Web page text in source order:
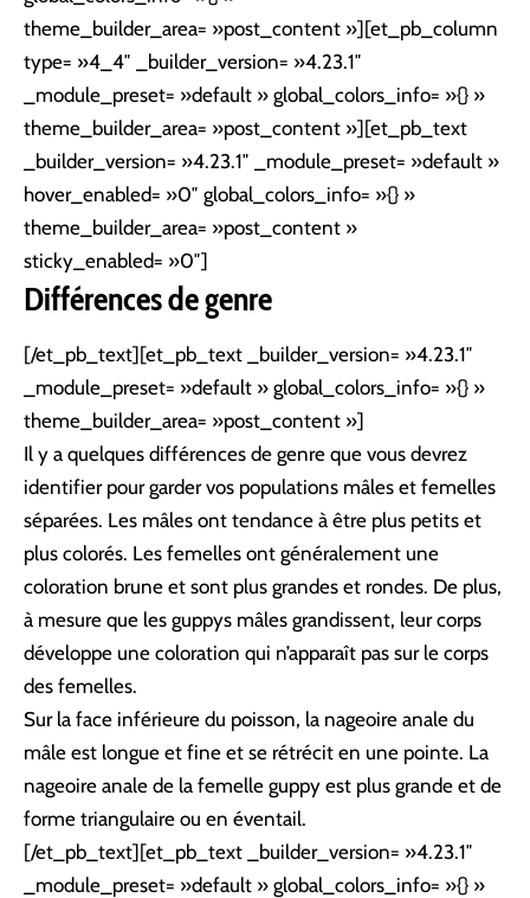
theme_builder_area= »post_content »][et_pb_column
type= »4_4″ _builder_version= »4.23.1″
_module_preset= »default » global_colors_info= »{} »
theme_builder_area= »post_content »][et_pb_text
_builder_version= »4.23.1″ _module_preset= »default »
hover_enabled= »0″ global_colors_info= »{} »
theme_builder_area= »post_content »
sticky_enabled= »0″]
Différences de genre
[/et_pb_text][et_pb_text _builder_version= »4.23.1″
_module_preset= »default » global_colors_info= »{} »
theme_builder_area= »post_content »]
Il y a quelques différences de genre que vous devrez
identifier pour garder vos populations mâles et femelles
séparées. Les mâles ont tendance à être plus petits et
plus colorés. Les femelles ont généralement une
coloration brune et sont plus grandes et rondes. De plus,
à mesure que les guppys mâles grandissent, leur corps
développe une coloration qui n’apparaît pas sur le corps
des femelles.
Sur la face inférieure du poisson, la nageoire anale du
mâle est longue et fine et se rétrécit en une pointe. La
nageoire anale de la femelle guppy est plus grande et de
forme triangulaire ou en éventail.
[/et_pb_text][et_pb_text _builder_version= »4.23.1″
_module_preset= »default » global_colors_info= »{} »